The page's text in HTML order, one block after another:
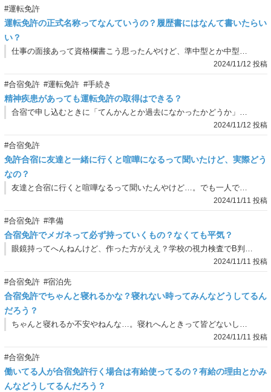
#運転免許
運転免許の正式名称ってなんていうの？履歴書にはなんて書いたらい
い？
仕事の面接あって資格欄書こう思ったんやけど、準中型とか中型になるかもとかいわれて何が何だか分からへんわ。どうやって書けばええんやろか？
2024/11/12 投稿
#合宿免許 #運転免許 #手続き
精神疾患があっても運転免許の取得はできる？
合宿で申し込むときに「てんかんとか過去になかったかどうか」って感じの質問事項があってんけど、もし該当したら合宿免許は行かれへんの？
2024/11/12 投稿
#合宿免許
免許合宿に友達と一緒に行くと喧嘩になるって聞いたけど、実際どう
なの？
友達と合宿に行くと喧嘩なるって聞いたんやけど…。でも一人で行くより友達と一緒に行った方がええとも聞いたし…。実際どうなん？
2024/11/11 投稿
#合宿免許 #準備
合宿免許でメガネって必ず持っていくもの？なくても平気？
眼鏡持ってへんねんけど、作った方がええ？学校の視力検査でB判定やったんやけど、数値ちゃうから分からへんねんな。
2024/11/11 投稿
#合宿免許 #宿泊先
合宿免許でちゃんと寝れるかな？寝れない時ってみんなどうしてるん
だろう？
ちゃんと寝れるか不安やねんな…。寝れへんときって皆どないしとるんやろか。てか寝れへん原因って何があるんやろ？原因分かるんやったらそれの対策したらええやんな？
2024/11/11 投稿
#合宿免許
働いてる人が合宿免許行く場合は有給使ってるの？有給の理由とかみ
んなどうしてるんだろう？